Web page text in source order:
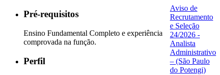
Pré-requisitos
Ensino Fundamental Completo e experiência
comprovada na função.
Perfil
Aviso de
Recrutamento
e Seleção
24/2026 -
Analista
Administrativo
– (São Paulo
do Potengi)